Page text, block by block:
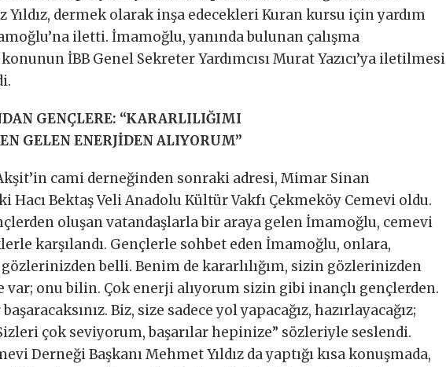
Yıldız, dermek olarak inşa edecekleri Kuran kursu için yardım
iletti. İmamoğlu, yanında bulunan çalışma
İBB Genel Sekreter Yardımcısı Murat Yazıcı’ya iletilmesi
GENÇLERE: “KARARLILIĞIMI
GELEN ENERJİDEN ALIYORUM”
cami derneğinden sonraki adresi, Mimar Sinan
Hacı Bektaş Veli Anadolu Kültür Vakfı Çekmeköy Cemevi oldu.
oluşan vatandaşlarla bir araya gelen İmamoğlu, cemevi
karşılandı. Gençlerle sohbet eden İmamoğlu, onlara,
gözlerinizden belli. Benim de kararlılığım, sizin gözlerinizden
var; onu bilin. Çok enerji alıyorum sizin gibi inançlı gençlerden.
Biz, size sadece yol yapacağız, hazırlayacağız;
çok seviyorum, başarılar hepinize” sözleriyle seslendi.
Derneği Başkanı Mehmet Yıldız da yaptığı kısa konuşmada,